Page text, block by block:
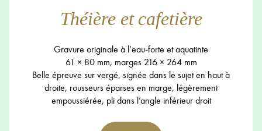
Théière et cafetière
Gravure originale à l’eau-forte et aquatinte
61 × 80 mm, marges 216 × 264 mm
Belle épreuve sur vergé, signée dans le sujet en haut à
droite, rousseurs éparses en marge, légèrement
empoussiérée, pli dans l’angle inférieur droit